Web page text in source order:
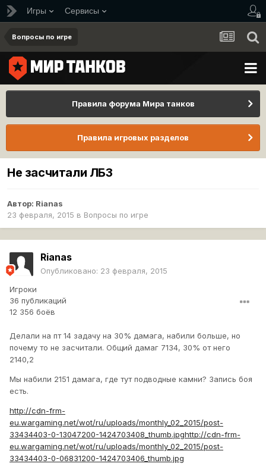
Игры Сервисы
Вопросы по игре
Правила форума Мира танков
Правила игровых разделов
Не засчитали ЛБЗ
Автор: Rianas
23 февраля, 2015 в Вопросы по игре
Rianas
Опубликовано: 23 февраля, 2015
Игроки
36 публикаций
12 356 боёв
Делали на пт 14 задачу на 30% дамага, набили больше, но
почему то не засчитали. Общий дамаг 7134, 30% от него
2140,2
Мы набили 2151 дамага, где тут подводные камни? Запись боя
есть.
http://cdn-frm-
eu.wargaming.net/wot/ru/uploads/monthly_02_2015/post-
33434403-0-13047200-1424703408_thumb.jpghttp://cdn-frm-
eu.wargaming.net/wot/ru/uploads/monthly_02_2015/post-
33434403-0-06831200-1424703406_thumb.jpg